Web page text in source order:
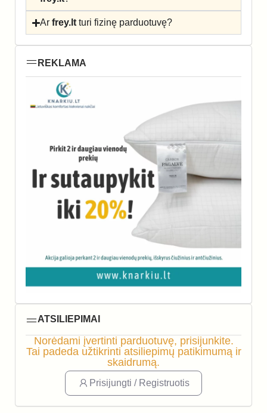
Arfrey.lt turi fizinę parduotuvę?
REKLAMA
ATSILIEPIMAI
Norėdami įvertinti parduotuvę, prisijunkite.
Tai padeda užtikrinti atsiliepimų patikimumą ir
skaidrumą.
Prisijungti / Registruotis